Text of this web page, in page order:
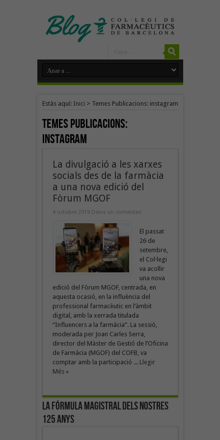
Estàs aquí: Inici > Temes Publicacions: instagram
Temes Publicacions:
instagram
La divulgació a les xarxes
socials des de la farmàcia
a una nova edició del
Fòrum MGOF
4 octubre 2019 Deixa un comentari
El passat
26 de
setembre,
el Col·legi
va acollir
una nova
edició del Fòrum MGOF, centrada, en
aquesta ocasió, en la influència del
professional farmacèutic en l’àmbit
digital, amb la xerrada titulada
“Influencers a la farmàcia”. La sessió,
moderada per Joan Carles Serra,
director del Màster de Gestió de l’Oficina
de Farmàcia (MGOF) del COFB, va
comptar amb la participació ... Llegir
Més »
La fórmula magistral dels nostres
125 anys